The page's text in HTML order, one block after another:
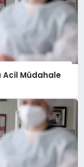
Acil Müdahale